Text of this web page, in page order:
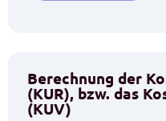
Berechnung der
(KUR), bzw. das
(KUV)